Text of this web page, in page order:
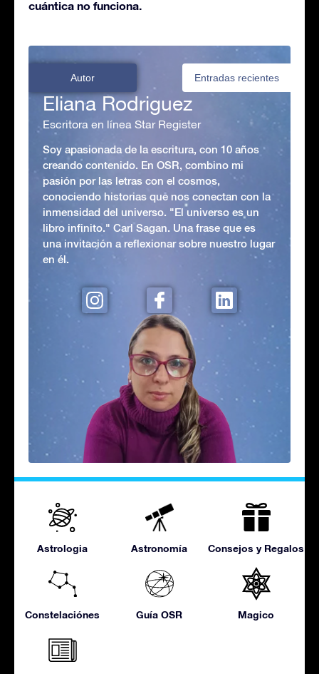
cuántica no funciona.
Autor Entradas recientes
Eliana Rodriguez
Escritora en línea Star Register
Soy apasionada de la escritura, con 10 años
creando contenido. En OSR, combino mi
pasión por las letras con el cosmos,
conociendo historias que nos conectan con la
inmensidad del universo. "El universo es un
libro infinito." Carl Sagan. Una frase que es
una invitación a reflexionar sobre nuestro lugar
en él.
Astrologia Astronomía Consejos y Regalos
Constelaciónes Guía OSR Magico